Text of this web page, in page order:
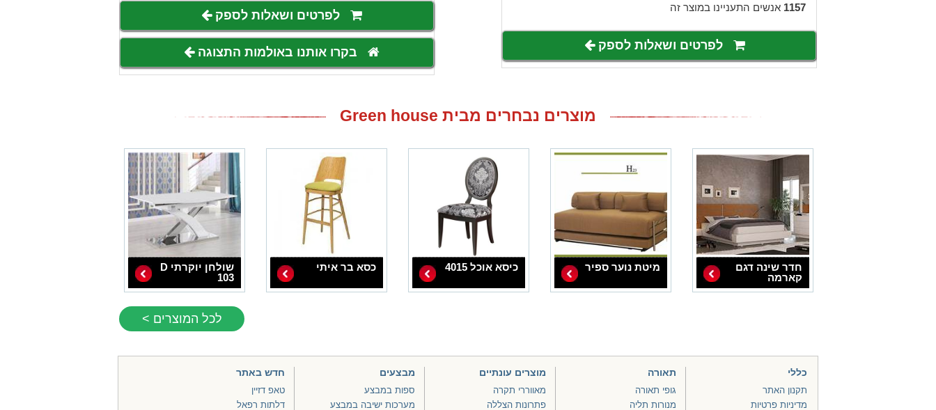
1157 אנשים התעניינו במוצר זה
לפרטים ושאלות לספק
לפרטים ושאלות לספק
בקרו אותנו באולמות התצוגה
מוצרים נבחרים מבית Green house
חדר שינה דגם
קארמה
מיטת נוער ספיר כיסא אוכל 4015 כסא בר איתי
שולחן יוקרתי D
103
לכל המוצרים >
כללי
תקנון האתר
מדיניות פרטיות
תאורה
גופי תאורה
מנורות תליה
מוצרים עונתיים
מאווררי תקרה
פתרונות הצללה
מבצעים
ספות במבצע
מערכות ישיבה במבצע
חדש באתר
טאפ דזיין
דלתות רפאל